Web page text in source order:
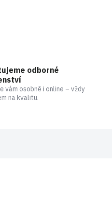
odborné
vám osobně i online – vždy
na kvalitu.